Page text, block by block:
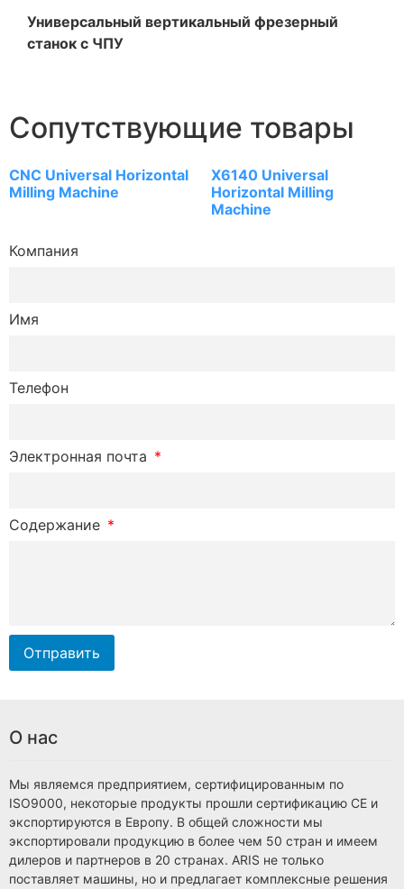
Универсальный вертикальный фрезерный
станок с ЧПУ
Сопутствующие товары
CNC Universal Horizontal
Milling Machine
X6140 Universal
Horizontal Milling
Machine
Компания
Имя
Телефон
Электронная почта
Содержание
Отправить
О нас
Мы являемся предприятием, сертифицированным по
ISO9000, некоторые продукты прошли сертификацию CE и
экспортируются в Европу. В общей сложности мы
экспортировали продукцию в более чем 50 стран и имеем
дилеров и партнеров в 20 странах. ARIS не только
поставляет машины, но и предлагает комплексные решения